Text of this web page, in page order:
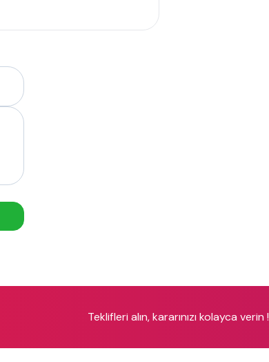
Teklifleri alın, kararınızı kolayca verin !